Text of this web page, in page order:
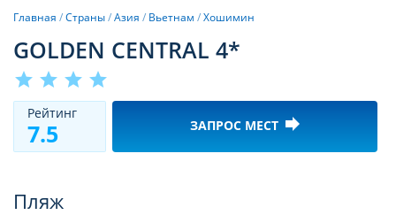
Главная /Страны/Азия / Вьетнам /Хошимин
GOLDEN CENTRAL 4*
star star star star
Рeйтинг
7.5 ЗАПРОС МЕСТ forward
Пляж